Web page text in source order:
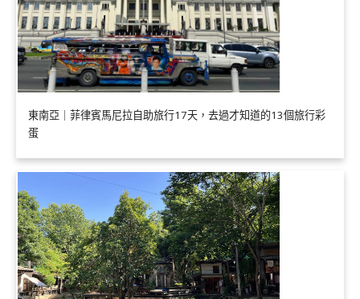
東南亞｜菲律賓馬尼拉自助旅行17天，去過才知道的13個旅行彩
蛋